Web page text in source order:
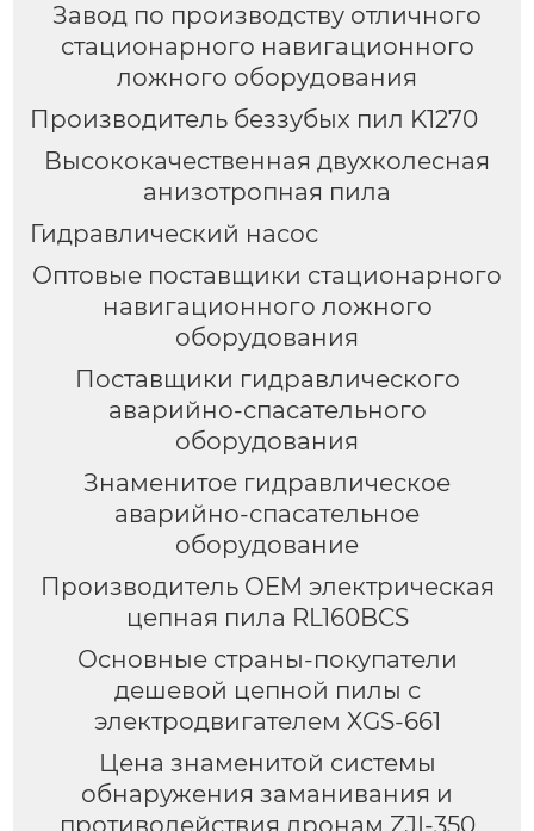
Завод по производству отличного
стационарного навигационного
ложного оборудования
Производитель беззубых пил K1270
Высококачественная двухколесная
анизотропная пила
Гидравлический насос
Оптовые поставщики стационарного
навигационного ложного
оборудования
Поставщики гидравлического
аварийно-спасательного
оборудования
Знаменитое гидравлическое
аварийно-спасательное
оборудование
Производитель OEM электрическая
цепная пила RL160BCS
Основные страны-покупатели
дешевой цепной пилы с
электродвигателем XGS-661
Цена знаменитой системы
обнаружения заманивания и
противодействия дронам ZJI-350